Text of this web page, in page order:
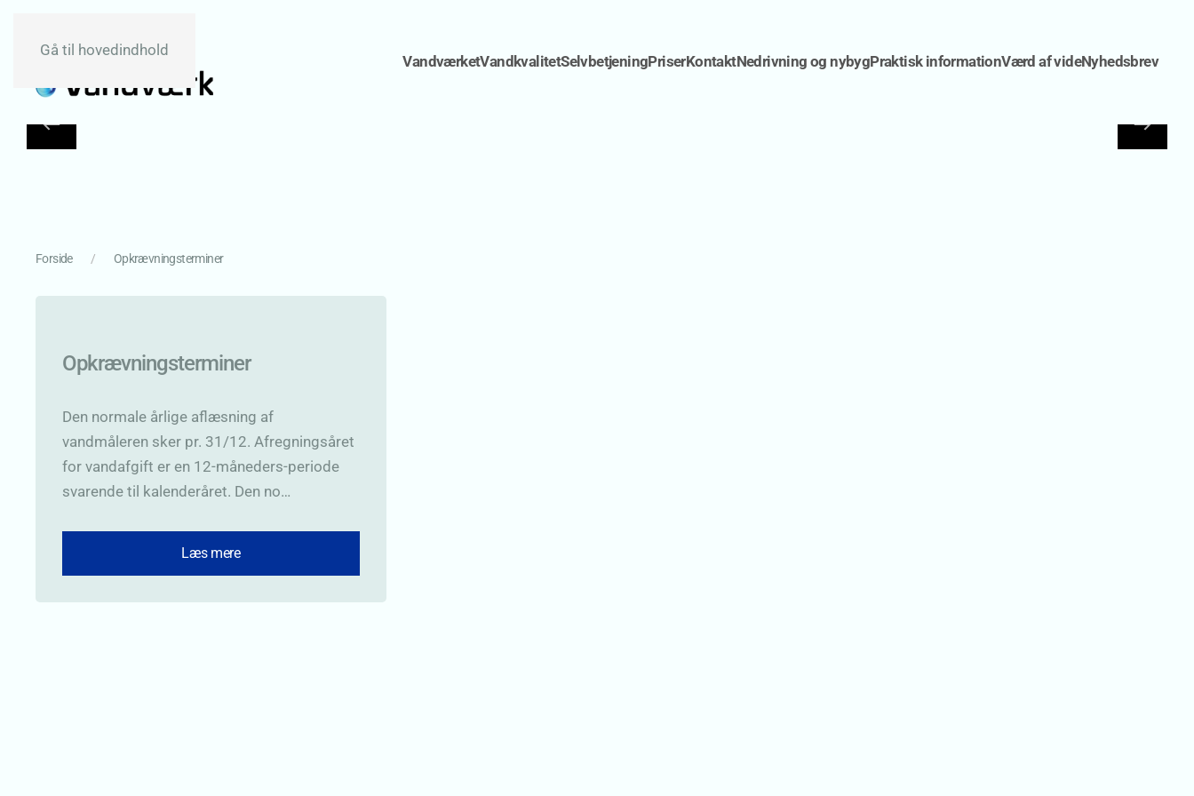
Gå til hovedindhold
VandværketVandkvalitetSelvbetjeningPriserKontaktNedrivning og nybygPraktisk informationVærd af videNyhedsbrev
Forside Opkrævningsterminer
Opkrævningsterminer
Den normale årlige aflæsning af
vandmåleren sker pr. 31/12. Afregningsåret
for vandafgift er en 12-måneders-periode
svarende til kalenderåret. Den no…
Læs mere